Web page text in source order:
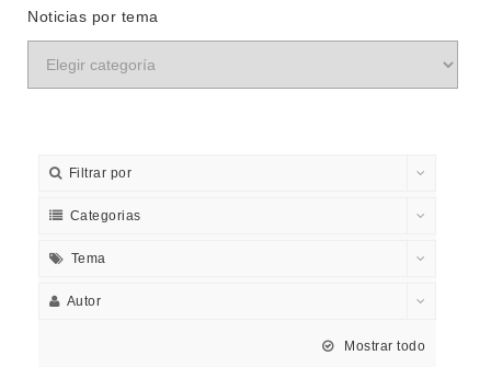
Noticias por tema
Filtrar por
Categorias
Tema
Autor
Mostrar todo